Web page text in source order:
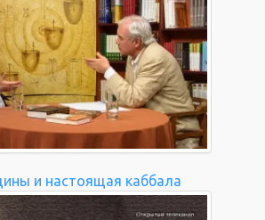
и настоящая каббала